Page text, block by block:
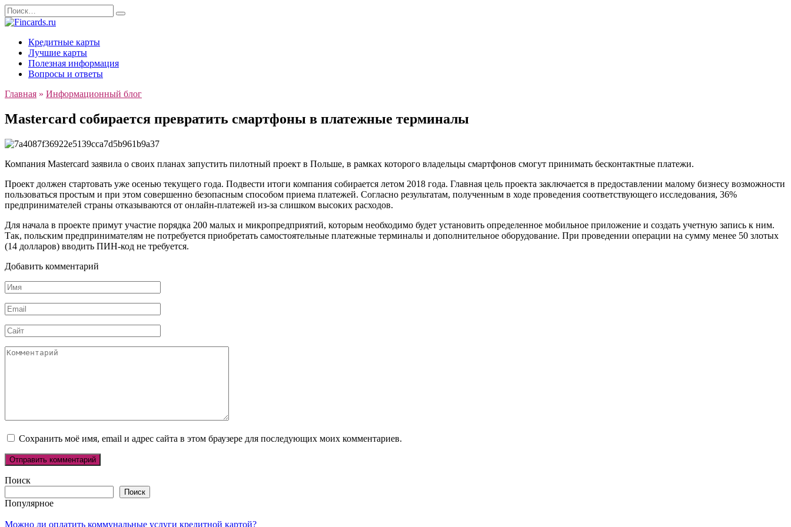
Перейти
к
Search
for:
Кредитные карты
Лучшие карты
Полезная информация
Вопросы и ответы
Главная » Информационный блог
Mastercard собирается превратить смартфоны в платежные терминалы
Компания Mastercard заявила о своих планах запустить пилотный проект в Польше, в рамках которого владельцы смартфонов смогут принимать бесконтактные платежи.
Проект должен стартовать уже осенью текущего года. Подвести итоги компания собирается летом 2018 года. Главная цель проекта заключается в предоставлении малому бизнесу возможности
пользоваться простым и при этом совершенно безопасным способом приема платежей. Согласно результатам, полученным в ходе проведения соответствующего исследования, 36%
предпринимателей страны отказываются от онлайн-платежей из-за слишком высоких расходов.
Для начала в проекте примут участие порядка 200 малых и микропредприятий, которым необходимо будет установить определенное мобильное приложение и создать учетную запись к ним.
Так, польским предпринимателям не потребуется приобретать самостоятельные платежные терминалы и дополнительное оборудование. При проведении операции на сумму менее 50 злотых
(14 долларов) вводить ПИН-код не требуется.
Добавить комментарий
Имя
*
Email
*
Сайт
Комментарий
Сохранить моё имя, email и адрес сайта в этом браузере для последующих моих комментариев.
Поиск
Поиск
Популярное
Можно ли оплатить коммунальные услуги кредитной картой?